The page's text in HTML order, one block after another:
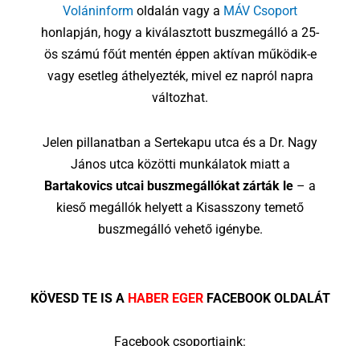
Voláninform oldalán vagy a MÁV Csoport
honlapján, hogy a kiválasztott buszmegálló a 25-
ös számú főút mentén éppen aktívan működik-e
vagy esetleg áthelyezték, mivel ez napról napra
változhat.
Jelen pillanatban a Sertekapu utca és a Dr. Nagy
János utca közötti munkálatok miatt a
Bartakovics utcai buszmegállókat zárták le – a
kieső megállók helyett a Kisasszony temető
buszmegálló vehető igénybe.
KÖVESD TE IS A HABER EGERFACEBOOK OLDALÁT
Facebook csoportjaink: